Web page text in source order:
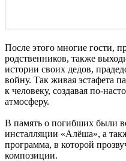
После этого многие гости,
родственников, также
истории своих дедов,
войну. Так живая эстафета
к человеку, создавая по-
атмосферу.
В память о погибших были
инсталляции «Алёша», а
программа, в которой
композиции.